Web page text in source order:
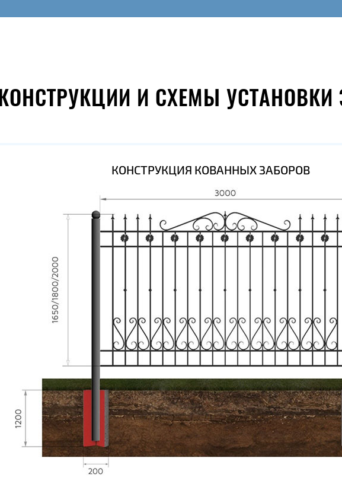
КОНСТРУКЦИИ И СХЕМЫ УСТАНОВКИ
КОНСТРУКЦИЯ КОВАННЫХ ЗАБОРОВ